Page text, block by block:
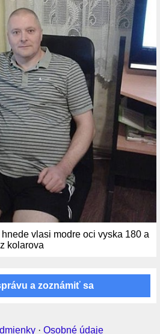
vlasi modre oci vyska 180 a
kolarova
a zoznámiť sa
· Osobné údaje